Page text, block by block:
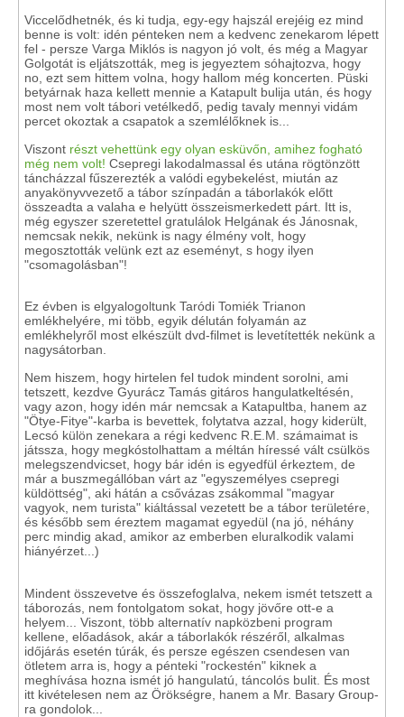
Viccelődhetnék, és ki tudja, egy-egy hajszál erejéig ez mind
benne is volt: idén pénteken nem a kedvenc zenekarom lépett
fel - persze Varga Miklós is nagyon jó volt, és még a Magyar
Golgotát is eljátszották, meg is jegyeztem sóhajtozva, hogy
no, ezt sem hittem volna, hogy hallom még koncerten. Püski
betyárnak haza kellett mennie a Katapult bulija után, és hogy
most nem volt tábori vetélkedő, pedig tavaly mennyi vidám
percet okoztak a csapatok a szemlélőknek is...
Viszont részt vehettünk egy olyan esküvőn, amihez fogható
még nem volt! Csepregi lakodalmassal és utána rögtönzött
táncházzal fűszerezték a valódi egybekelést, miután az
anyakönyvvezető a tábor színpadán a táborlakók előtt
összeadta a valaha e helyütt összeismerkedett párt. Itt is,
még egyszer szeretettel gratulálok Helgának és Jánosnak,
nemcsak nekik, nekünk is nagy élmény volt, hogy
megosztották velünk ezt az eseményt, s hogy ilyen
"csomagolásban"!
Ez évben is elgyalogoltunk Taródi Tomiék Trianon
emlékhelyére, mi több, egyik délután folyamán az
emlékhelyről most elkészült dvd-filmet is levetítették nekünk a
nagysátorban.
Nem hiszem, hogy hirtelen fel tudok mindent sorolni, ami
tetszett, kezdve Gyurácz Tamás gitáros hangulatkeltésén,
vagy azon, hogy idén már nemcsak a Katapultba, hanem az
"Ötye-Fitye"-karba is bevettek, folytatva azzal, hogy kiderült,
Lecsó külön zenekara a régi kedvenc R.E.M. számaimat is
játssza, hogy megkóstolhattam a méltán híressé vált csülkös
melegszendvicset, hogy bár idén is egyedfül érkeztem, de
már a buszmegállóban várt az "egyszemélyes csepregi
küldöttség", aki hátán a csővázas zsákommal "magyar
vagyok, nem turista" kiáltással vezetett be a tábor területére,
és később sem éreztem magamat egyedül (na jó, néhány
perc mindig akad, amikor az emberben eluralkodik valami
hiányérzet...)
Mindent összevetve és összefoglalva, nekem ismét tetszett a
táborozás, nem fontolgatom sokat, hogy jövőre ott-e a
helyem... Viszont, több alternatív napközbeni program
kellene, előadások, akár a táborlakók részéről, alkalmas
időjárás esetén túrák, és persze egészen csendesen van
ötletem arra is, hogy a pénteki "rockestén" kiknek a
meghívása hozna ismét jó hangulatú, táncolós bulit. És most
itt kivételesen nem az Örökségre, hanem a Mr. Basary Group-
ra gondolok...